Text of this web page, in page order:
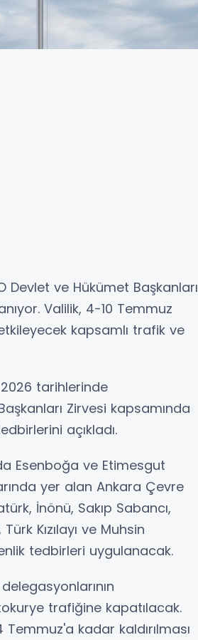
ve Hükümet Başkanları
Valilik, 4-10 Temmuz
kapsamlı trafik ve
tarihlerinde
Zirvesi kapsamında
açıkladı.
Esenboğa ve Etimesgut
yer alan Ankara Çevre
İnönü, Sakıp Sabancı,
Kızılayı ve Muhsin
tedbirleri uygulanacak.
trafiğine kapatılacak.
kadar kaldırılması